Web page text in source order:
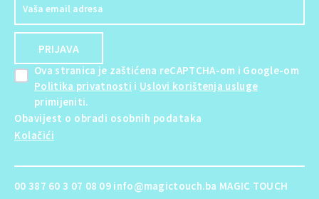
Ova stranica je zaštićena reCAPTCHA-om i Google-om
Politika privatnosti i Uslovi korištenja usluge
primijeniti.
Obavijest o obradi osobnih podataka
Kolačići
00 387 60 3 07 08 09 info@magictouch.ba MAGIC TOUCH